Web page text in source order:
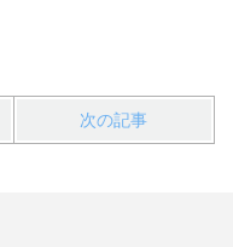
次の記事